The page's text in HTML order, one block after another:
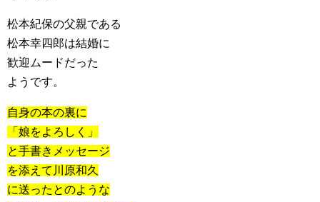
松本紀保の父親である
松本幸四郎は結婚に
歓迎ムードだった
ようです。
自身の本の裏に
「娘をよろしく」
と手書きメッセージ
を添えて川原和久
に送ったとのような